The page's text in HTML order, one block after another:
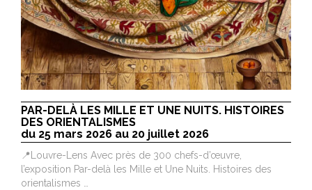
PAR-DELÀ LES MILLE ET UNE NUITS. HISTOIRES
DES ORIENTALISMES
du 25 mars 2026 au 20 juillet 2026
📍Louvre-Lens Avec près de 300 chefs-d’œuvre,
l’exposition Par-delà les Mille et Une Nuits. Histoires des
orientalismes …